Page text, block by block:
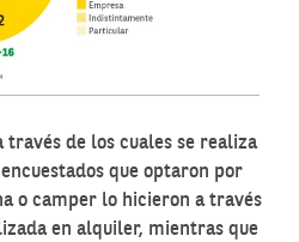
través de los cuales se realiza
que optaron por
o camper lo hicieron a través
en alquiler, mientras que